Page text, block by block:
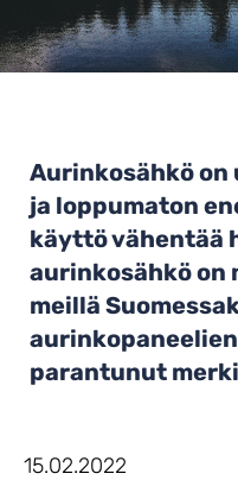
Aurinkosähkö
ja loppumaton
käyttö vähentää
aurinkosähkö on
meillä
parantunut
15.02.2022